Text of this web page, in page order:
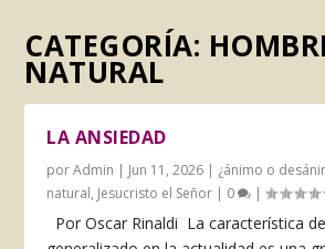
CATEGORÍA:
NATURAL
LA ANSIEDAD
porAdmin | Jun 11, 2026 | ¿ánimo o
natural, Jesucristo el Señor | 0 |
Por Oscar Rinaldi La característica